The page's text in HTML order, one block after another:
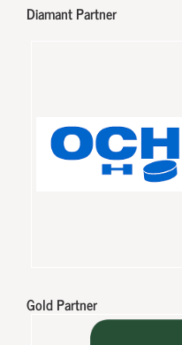
Diamant Partner
Gold Partner